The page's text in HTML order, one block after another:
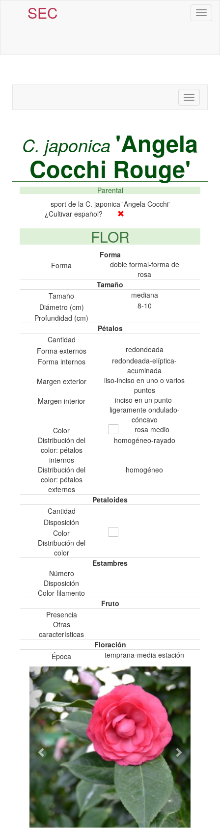
SEC
Toggle
navigation
C. japonica 'Angela
Cocchi Rouge'
Parental
sport de la C. japonica 'Angela Cocchi'
¿Cultivar español?
FLOR
Forma
Forma
doble formal-forma de
rosa
Tamaño
Tamaño
mediana
Diámetro (cm)
8-10
Profundidad (cm)
Pétalos
Cantidad
Forma externos
redondeada
Forma internos
redondeada-elíptica-
acuminada
Margen exterior
liso-inciso en uno o varios
puntos
Margen interior
inciso en un punto-
ligeramente ondulado-
cóncavo
Color
rosa medio
Distribución del
color: pétalos
internos
homogéneo-rayado
Distribución del
color: pétalos
externos
homogéneo
Petaloides
Cantidad
Disposición
Color
Distribución del
color
Estambres
Número
Disposición
Color filamento
Fruto
Presencia
Otras
características
Floración
Época
temprana-media estación